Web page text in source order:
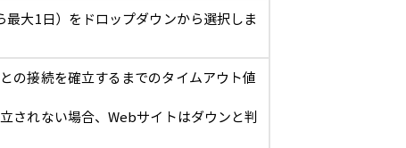
大1日）をドロップダウンから選択しま
の接続を確立するまでのタイムアウト値
されない場合、Webサイトはダウンと判